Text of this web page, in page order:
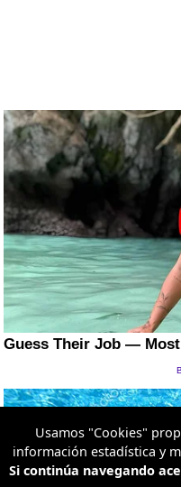
Usamos "Cookies"
información estadística y
Si continúa navegando